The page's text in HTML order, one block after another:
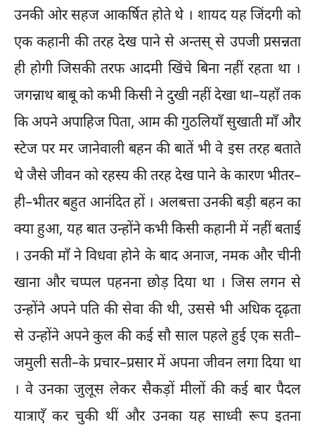
उनकी ओर सहज आकर्षित होते थे । शायद यह जिंदगी को
एक कहानी की तरह देख पाने से अन्तस् से उपजी प्रसन्नता
ही होगी जिसकी तरफ आदमी खिंचे बिना नहीं रहता था ।
जगन्नाथ बाबू को कभी किसी ने दुखी नहीं देखा था–यहाँ तक
कि अपने अपाहिज पिता, आम की गुठलियाँ सुखाती माँ और
स्टेज पर मर जानेवाली बहन की बातें भी वे इस तरह बताते
थे जैसे जीवन को रहस्य की तरह देख पाने के कारण भीतर–
ही–भीतर बहुत आनंदित हों । अलबत्ता उनकी बड़ी बहन का
क्या हुआ, यह बात उन्होंने कभी किसी कहानी में नहीं बताई
। उनकी माँ ने विधवा होने के बाद अनाज, नमक और चीनी
खाना और चप्पल पहनना छोड़ दिया था । जिस लगन से
उन्होंने अपने पति की सेवा की थी, उससे भी अधिक दृढ़ता
से उन्होंने अपने कुल की कई सौ साल पहले हुई एक सती–
जमुली सती–के प्रचार–प्रसार में अपना जीवन लगा दिया था
। वे उनका जुलूस लेकर सैकड़ों मीलों की कई बार पैदल
यात्राएँ कर चुकी थीं और उनका यह साध्वी रूप इतना